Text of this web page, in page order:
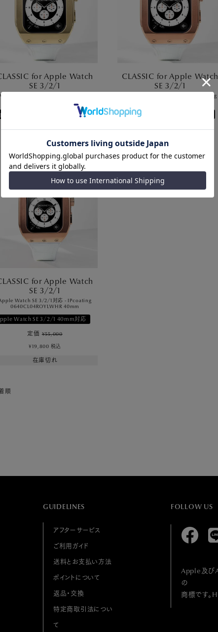
for Apple Watch
SE 3/2/1
Watch SE 3/2/1対応 - IPcoating
Watch SE 3/2/1 44mm対応
定価 ¥55,000
20,900 税込
CLASSIC for Apple Watch
SE 3/2/1
Apple Watch SE 3/2/1対応 - IPcoating
Apple Watch SE 3/2/1 44mm対応
定価 ¥55,000
¥20,900
for Apple Watch
SE 3/2/1
Watch SE 3/2/1対応 - IPcoating
0640CL04ROYLWHR 40mm
Watch SE 3/2/1 40mm対応
定価 ¥55,000
¥19,800 税込
在庫切れ
順
GUIDELINES
アフターサービス
ご利用ガイド
送料とお支払い方法
ポイントについて
返品・交換
特定商取引法につい
て
FOLLOW US
Apple及び
の
商標です。